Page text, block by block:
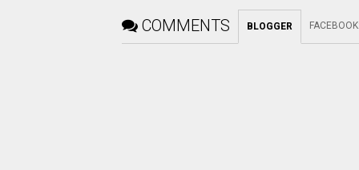
COMMENTS BLOGGER FACEBOOK